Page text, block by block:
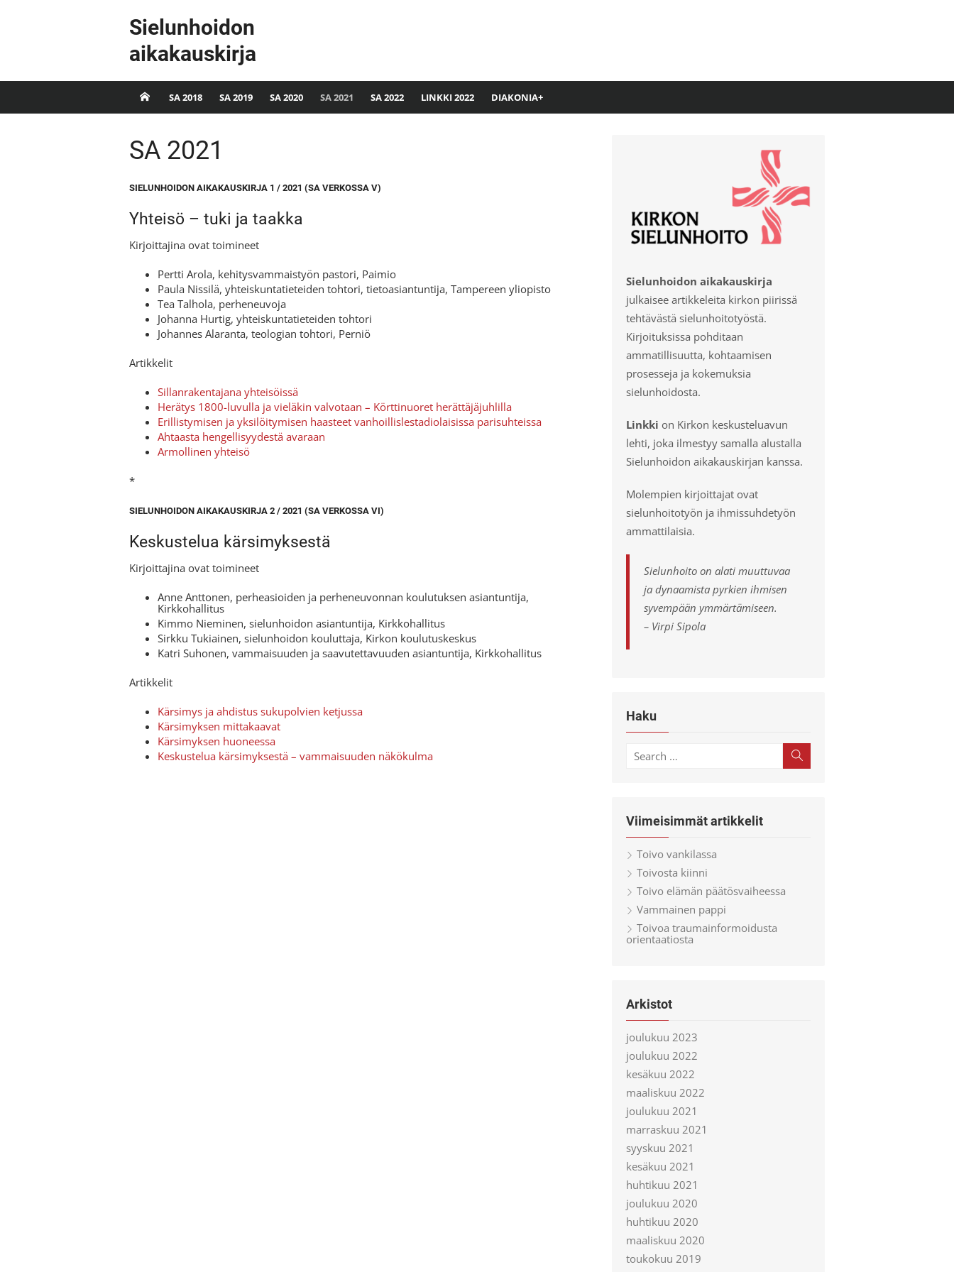
Sielunhoidon
aikakauskirja
SA 2018 SA 2019 SA 2020 SA 2021 SA 2022 LINKKI 2022 DIAKONIA+
SA 2021
SIELUNHOIDON AIKAKAUSKIRJA 1 / 2021 (SA VERKOSSA V)
Yhteisö – tuki ja taakka
Kirjoittajina ovat toimineet
Pertti Arola, kehitysvammaistyön pastori, Paimio
Paula Nissilä, yhteiskuntatieteiden tohtori, tietoasiantuntija, Tampereen yliopisto
Tea Talhola, perheneuvoja
Johanna Hurtig, yhteiskuntatieteiden tohtori
Johannes Alaranta, teologian tohtori, Perniö
Artikkelit
Sillanrakentajana yhteisöissä
Herätys 1800-luvulla ja vieläkin valvotaan – Körttinuoret herättäjäjuhlilla
Erillistymisen ja yksilöitymisen haasteet vanhoillislestadiolaisissa parisuhteissa
Ahtaasta hengellisyydestä avaraan
Armollinen yhteisö
*
SIELUNHOIDON AIKAKAUSKIRJA 2 / 2021 (SA VERKOSSA VI)
Keskustelua kärsimyksestä
Kirjoittajina ovat toimineet
Anne Anttonen, perheasioiden ja perheneuvonnan koulutuksen asiantuntija,
Kirkkohallitus
Kimmo Nieminen, sielunhoidon asiantuntija, Kirkkohallitus
Sirkku Tukiainen, sielunhoidon kouluttaja, Kirkon koulutuskeskus
Katri Suhonen, vammaisuuden ja saavutettavuuden asiantuntija, Kirkkohallitus
Artikkelit
Kärsimys ja ahdistus sukupolvien ketjussa
Kärsimyksen mittakaavat
Kärsimyksen huoneessa
Keskustelua kärsimyksestä – vammaisuuden näkökulma
Sielunhoidon aikakauskirja
julkaisee artikkeleita kirkon piirissä
tehtävästä sielunhoitotyöstä.
Kirjoituksissa pohditaan
ammatillisuutta, kohtaamisen
prosesseja ja kokemuksia
sielunhoidosta.
Linkki on Kirkon keskusteluavun
lehti, joka ilmestyy samalla alustalla
Sielunhoidon aikakauskirjan kanssa.
Molempien kirjoittajat ovat
sielunhoitotyön ja ihmissuhdetyön
ammattilaisia.
Sielunhoito on alati muuttuvaa
ja dynaamista pyrkien ihmisen
syvempään ymmärtämiseen.
– Virpi Sipola
Haku
Search
Viimeisimmät artikkelit
Toivo vankilassa
Toivosta kiinni
Toivo elämän päätösvaiheessa
Vammainen pappi
Toivoa traumainformoidusta
orientaatiosta
Arkistot
joulukuu 2023
joulukuu 2022
kesäkuu 2022
maaliskuu 2022
joulukuu 2021
marraskuu 2021
syyskuu 2021
kesäkuu 2021
huhtikuu 2021
joulukuu 2020
huhtikuu 2020
maaliskuu 2020
toukokuu 2019